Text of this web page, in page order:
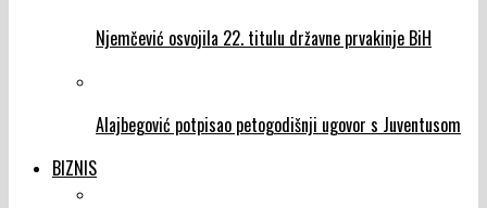
Njemčević osvojila 22. titulu državne prvakinje BiH
Alajbegović potpisao petogodišnji ugovor s Juventusom
BIZNIS